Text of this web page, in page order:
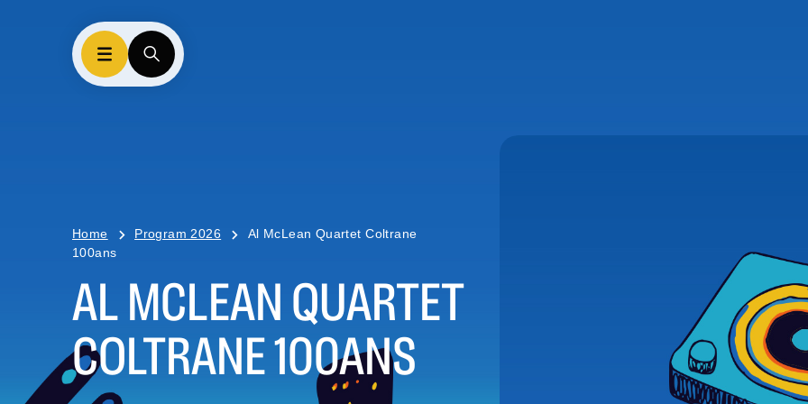
Home Program 2026
Al McLean Quartet Coltrane
100ans
AL MCLEAN QUARTET
COLTRANE 100ANS